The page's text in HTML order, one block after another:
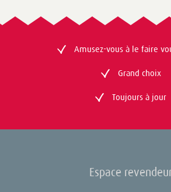
Amusez-vous à le faire
Grand choix
Toujours à jour
Espace